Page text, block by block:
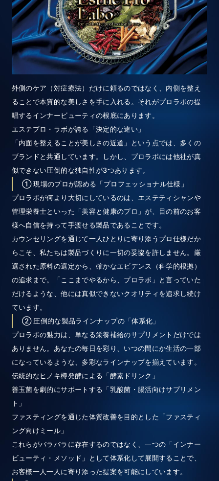
外側のケア（対症療法）だけに頼るのではなく、内側を整え
ることで本質的な美しさを手に入れる。それがプロラボの提
唱するインナービューティの根底にあります。
エステプロ・ラボが誇る「決定的な違い」
「内面を整えることが美しさの近道」という点では、多くの
ブランドと共通しています。しかし、プロラボには他社が真
似できない圧倒的な独自性が3つあります。
① 現場のプロが認める「プロフェッショナル仕様」
プロラボが何より大切にしているのは、エステティシャンや
管理栄養士といった「美容と健康のプロ」が、目の前のお客
様へ自信を持って手渡せる製品であることです。
カウンセリングを通じて一人ひとりに寄り添うプロ仕様だか
らこそ、私たちは製品づくりに一切の妥協を許しません。厳
選された原料の選定から、確かなエビデンス（科学的根拠）
の追求まで。「ここまでやるから、プロラボ」と言っていた
だけるような、他には真似できないクオリティを追求し続け
ています。
② 圧倒的な製品ラインナップの「体系化」
プロラボの魅力は、単なる栄養補給のサプリメントだけでは
ありません。あなたの毎日を彩り、いつの間にか生活の一部
になっているような、多彩なラインナップを揃えています。
伝統的なヒノキ樽発酵による「酵素ドリンク」
善玉菌を劇的にサポートする「乳酸菌・腸活向けサプリメン
ト」
ファスティングを通じた体質改善を目的とした「ファスティ
ング向けミール」
これらがバラバラに存在するのではなく、一つの「インナー
ビューティ・メソッド」として体系化して展開することで、
お客様一人一人に寄り添った提案を可能にしています。